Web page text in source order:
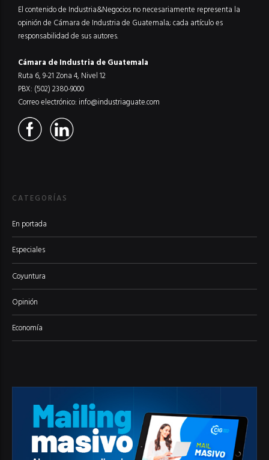
El contenido de Industria&Negocios no necesariamente representa la
opinión de Cámara de Industria de Guatemala; cada artículo es
responsabilidad de sus autores.
Cámara de Industria de Guatemala
Ruta 6, 9-21 Zona 4, Nivel 12
PBX: (502) 2380-9000
Correo electrónico: info@industriaguate.com
CATEGORÍAS
En portada
Especiales
Coyuntura
Opinión
Economía